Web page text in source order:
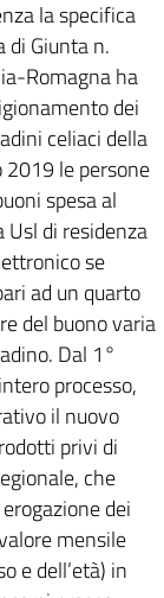
la specifica
di Giunta n.
Romagna ha
dei
celiaci della
2019 le persone
spesa al
Usl di residenza
se
ad un quarto
del buono varia
Dal 1°
processo,
il nuovo
privi di
che
dei
mensile
e dell’età) in